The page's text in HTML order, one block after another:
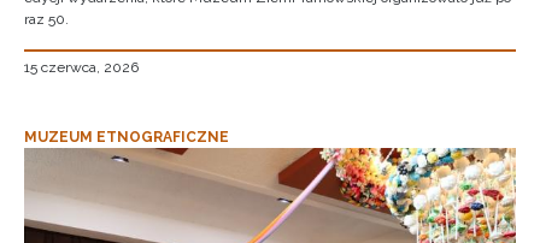
raz 50.
15 czerwca, 2026
MUZEUM ETNOGRAFICZNE